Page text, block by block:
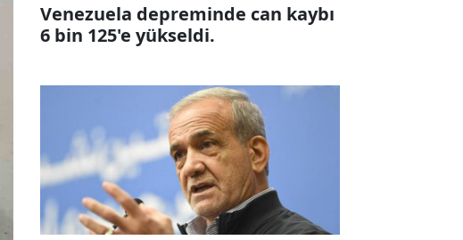
Venezuela depreminde can kaybı
6 bin 125'e yükseldi.